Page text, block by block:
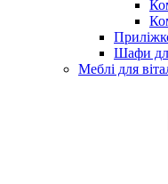
Шафи
Меблі для